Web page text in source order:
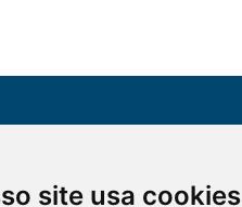
site usa cookies